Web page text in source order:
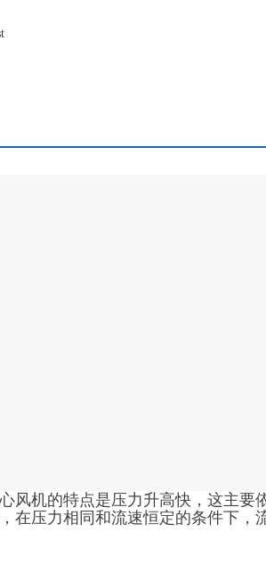
风机的特点是压力升高快，这主要
在压力相同和流速恒定的条件下，